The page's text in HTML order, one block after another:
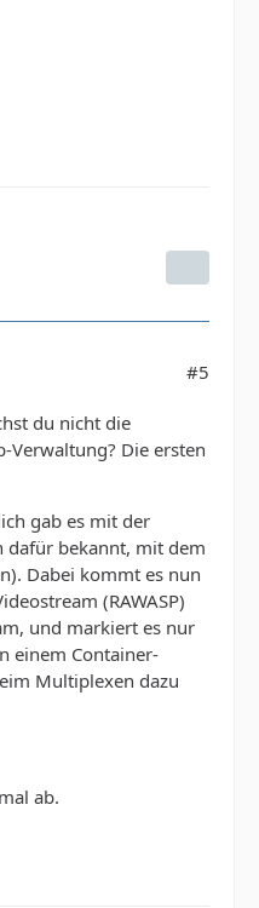
#5
du nicht die
Verwaltung? Die ersten
gab es mit der
dafür bekannt, mit dem
Dabei kommt es nun
(RAWASP)
und markiert es nur
einem Container-
Multiplexen dazu
ab.